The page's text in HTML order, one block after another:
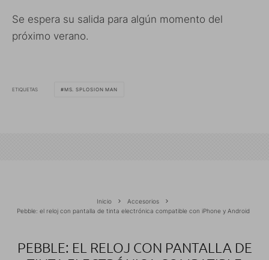
Se espera su salida para algún momento del
próximo verano.
ETIQUETAS MS. SPLOSION MAN
Inicio
Accesorios
Pebble: el reloj con pantalla de tinta electrónica compatible con iPhone y Android
PEBBLE: EL RELOJ CON PANTALLA DE